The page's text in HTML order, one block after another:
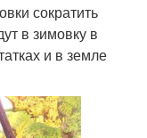
сократить
в зимовку в
и в земле